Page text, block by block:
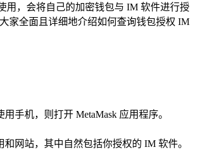
用，会将自己的加密钱包与 IM 软件进行授
家全面且详细地介绍如何查询钱包授权 IM
手机，则打开 MetaMask 应用程序。
网站，其中自然包括你授权的 IM 软件。